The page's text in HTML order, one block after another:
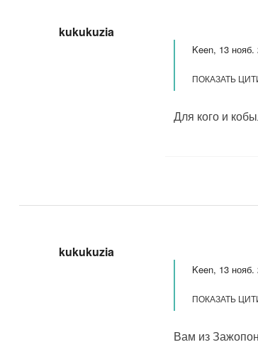
kukukuzia
Keen, 13 нояб.
ПОКАЗАТЬ
Для кого и
kukukuzia
Keen, 13 нояб.
ПОКАЗАТЬ
Вам из